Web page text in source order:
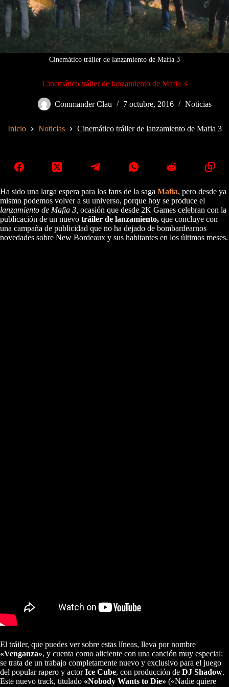
Cinemático tráiler de lanzamiento de Mafia 3
Cinemático tráiler de lanzamiento de Mafia 3
Commander Clau 7 octubre, 2016 Noticias
Inicio Noticias Cinemático tráiler de lanzamiento de Mafia 3
Ha sido una larga espera para los fans de la saga Mafia, pero desde ya
mismo podemos volver a su universo, porque hoy se produce el
lanzamiento de Mafia 3, ocasión que desde 2K Games celebran con la
publicación de un nuevo tráiler de lanzamiento, que concluye con
una campaña de publicidad que no ha dejado de bombardearnos
novedades sobre New Bordeaux y sus habitantes en los últimos meses.
El tráiler, que puedes ver sobre estas líneas, lleva por nombre
«Venganza», y cuenta como aliciente con una canción muy especial:
se trata de un trabajo completamente nuevo y exclusivo para el juego
del popular rapero y actorIce Cube, con producción de DJ Shadow.
Este nuevo track, titulado «Nobody Wants to Die» («Nadie quiere